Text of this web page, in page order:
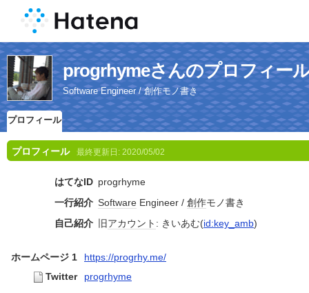
progrhymeさんのプロフィー
Software Engineer / 創作モノ書き
プロフィール
プロフィール 最終更新日: 2020/05/02
はてなID progrhyme
一行紹介 Software Engineer / 創作モノ書き
自己紹介
旧アカウント : きいあむ(id:key_amb)
ホームページ 1
https://progrhy.me/
Twitter
progrhyme